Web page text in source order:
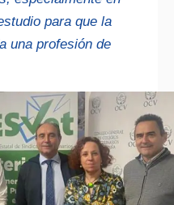
para que la
una profesión de